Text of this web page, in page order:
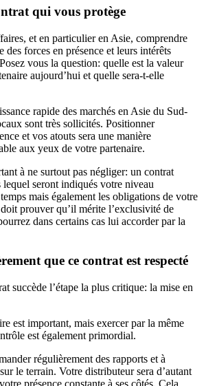
qui vous protège
et en particulier en Asie, comprendre
des forces en présence et leurs intérêts
vous la question: quelle est la valeur
aujourd’hui et quelle sera-t-elle
rapide des marchés en Asie du Sud-
sont très sollicités. Positionner
et vos atouts sera une manière
aux yeux de votre partenaire.
à ne surtout pas négliger: un contrat
seront indiqués votre niveau
mais également les obligations de votre
prouver qu’il mérite l’exclusivité de
dans certains cas lui accorder par la
que ce contrat est respecté
succède l’étape la plus critique: la mise en
est important, mais exercer par la même
est également primordial.
régulièrement des rapports et à
le terrain. Votre distributeur sera d’autant
présence constante à ses côtés. Cela